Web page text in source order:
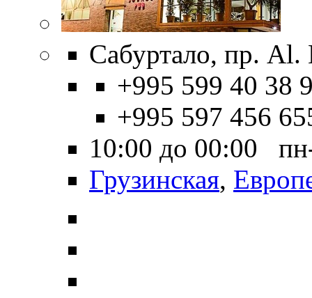
Сабуртало, пр. Al.
+995 599 40 38
+995 597 456
10:00 до 00:00
Грузинская,